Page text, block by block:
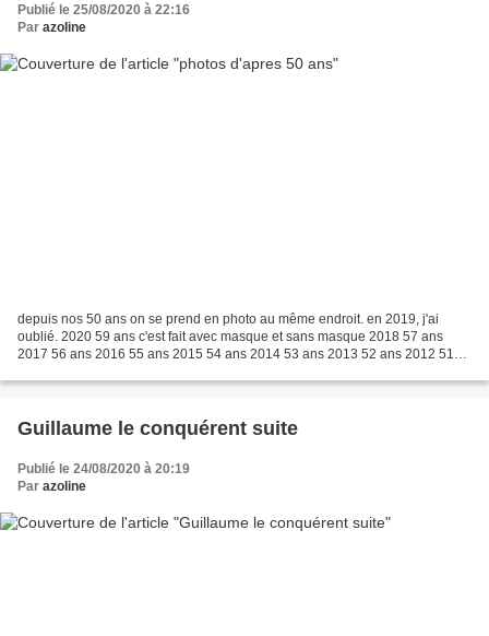
Publié le 25/08/2020 à 22:16
Par azoline
depuis nos 50 ans on se prend en photo au même endroit. en 2019, j'ai
oublié. 2020 59 ans c'est fait avec masque et sans masque 2018 57 ans
2017 56 ans 2016 55 ans 2015 54 ans 2014 53 ans 2013 52 ans 2012 51
Guillaume le conquérent suite
Publié le 24/08/2020 à 20:19
Par azoline